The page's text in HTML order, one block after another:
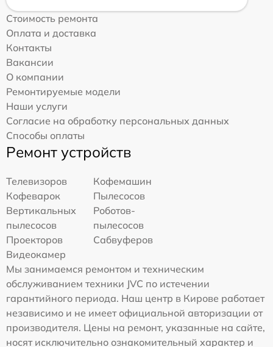
Стоимость ремонта
Оплата и доставка
Контакты
Вакансии
О компании
Ремонтируемые модели
Наши услуги
Согласие на обработку персональных данных
Способы оплаты
Ремонт устройств
Телевизоров
Кофемашин
Кофеварок
Пылесосов
Вертикальных
пылесосов
Роботов-
пылесосов
Проекторов
Сабвуферов
Видеокамер
Мы занимаемся ремонтом и техническим
обслуживанием техники JVC по истечении
гарантийного периода. Наш центр в Кирове работает
независимо и не имеет официальной авторизации от
производителя. Цены на ремонт, указанные на сайте,
носят исключительно ознакомительный характер и